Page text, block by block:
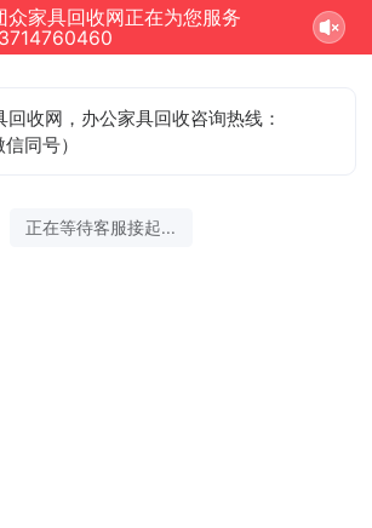
众家具回收网正在为您服务
收网，办公家具回收咨询热线：
同号）
正在等待客服接起...